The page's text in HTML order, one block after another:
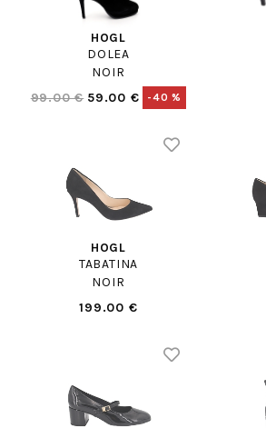
HOGL
DOLEA
NOIR
99.00 € 59.00 € -40 %
HOGL
TABATINA
NOIR
199.00 €